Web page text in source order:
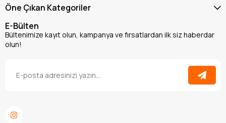
Öne Çıkan Kategoriler
E-Bülten
Bültenimize kayıt olun, kampanya ve fırsatlardan ilk siz haberdar
olun!